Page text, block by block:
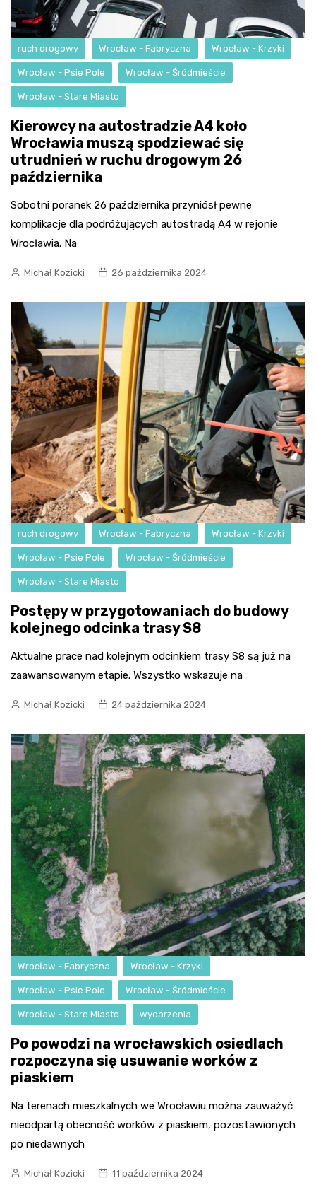
ruch drogowy Wrocław - Fabryczna Wrocław - Krzyki
Wrocław - Psie Pole Wrocław - Śródmieście
Wrocław - Stare Miasto
Kierowcy na autostradzie A4 koło
Wrocławia muszą spodziewać się
utrudnień w ruchu drogowym 26
października
Sobotni poranek 26 października przyniósł pewne
komplikacje dla podróżujących autostradą A4 w rejonie
Wrocławia. Na
Michał Kozicki 26 października 2024
ruch drogowy Wrocław - Fabryczna Wrocław - Krzyki
Wrocław - Psie Pole Wrocław - Śródmieście
Wrocław - Stare Miasto
Postępy w przygotowaniach do budowy
kolejnego odcinka trasy S8
Aktualne prace nad kolejnym odcinkiem trasy S8 są już na
zaawansowanym etapie. Wszystko wskazuje na
Michał Kozicki 24 października 2024
Wrocław - Fabryczna Wrocław - Krzyki
Wrocław - Psie Pole Wrocław - Śródmieście
Wrocław - Stare Miasto wydarzenia
Po powodzi na wrocławskich osiedlach
rozpoczyna się usuwanie worków z
piaskiem
Na terenach mieszkalnych we Wrocławiu można zauważyć
nieodpartą obecność worków z piaskiem, pozostawionych
po niedawnych
Michał Kozicki 11 października 2024